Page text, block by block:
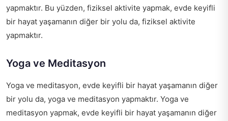
yapmaktır. Bu yüzden, fiziksel aktivite yapmak, evde keyifli
bir hayat yaşamanın diğer bir yolu da, fiziksel aktivite
yapmaktır.
Yoga ve Meditasyon
Yoga ve meditasyon, evde keyifli bir hayat yaşamanın diğer
bir yolu da, yoga ve meditasyon yapmaktır. Yoga ve
meditasyon yapmak, evde keyifli bir hayat yaşamanın diğer